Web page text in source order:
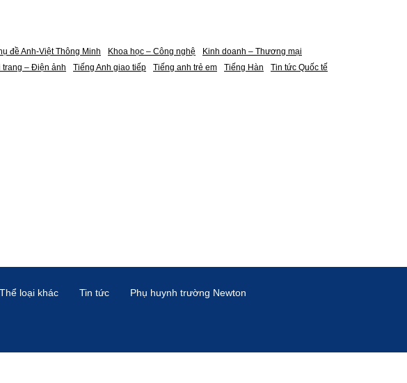
đề Anh-Việt Thông Minh Khoa học – Công nghệ
Kinh doanh – Thương mại
trang – Điện ảnh Tiếng Anh giao tiếp Tiếng anh trẻ em Tiếng Hàn
Tin tức Quốc tế
Thể loại khác Tin tức Phụ huynh trường Newton